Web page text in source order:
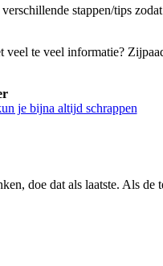
stappen/tips
te veel informatie?
je bijna altijd schrappen
doe dat als laatste. Als